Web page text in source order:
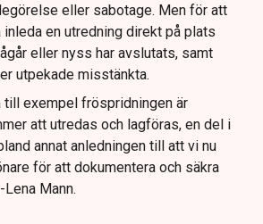
eller sabotage. Men för att
en utredning direkt på plats
eller nyss har avslutats, samt
utpekade misstänkta.
till exempel fröspridningen är
att utredas och lagföras, en del i
annat anledningen till att vi nu
för att dokumentera och säkra
Mann.